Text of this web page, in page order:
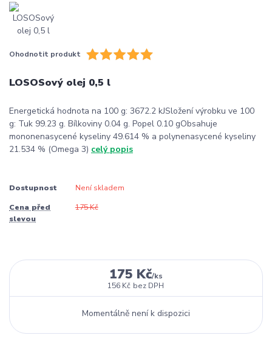
Ohodnotit produkt
LOSOSový olej 0,5 l
Energetická hodnota na 100 g: 3672.2 kJSložení výrobku ve 100
g: Tuk 99.23 g. Bílkoviny 0.04 g. Popel 0.10 gObsahuje
mononenasycené kyseliny 49.614 % a polynenasycené kyseliny
21.534 % (Omega 3) celý popis
Dostupnost Není skladem
Cena před
slevou
175 Kč
175 Kč/ks
156 Kč bez DPH
Momentálně není k dispozici